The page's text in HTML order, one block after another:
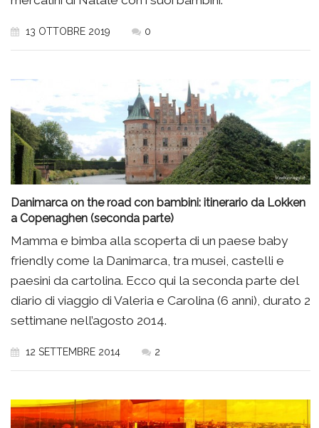
13 OTTOBRE 2019 0
Danimarca on the road con bambini: itinerario da Lokken
a Copenaghen (seconda parte)
Mamma e bimba alla scoperta di un paese baby
friendly come la Danimarca, tra musei, castelli e
paesini da cartolina. Ecco qui la seconda parte del
diario di viaggio di Valeria e Carolina (6 anni), durato 2
settimane nell’agosto 2014.
12 SETTEMBRE 2014 2